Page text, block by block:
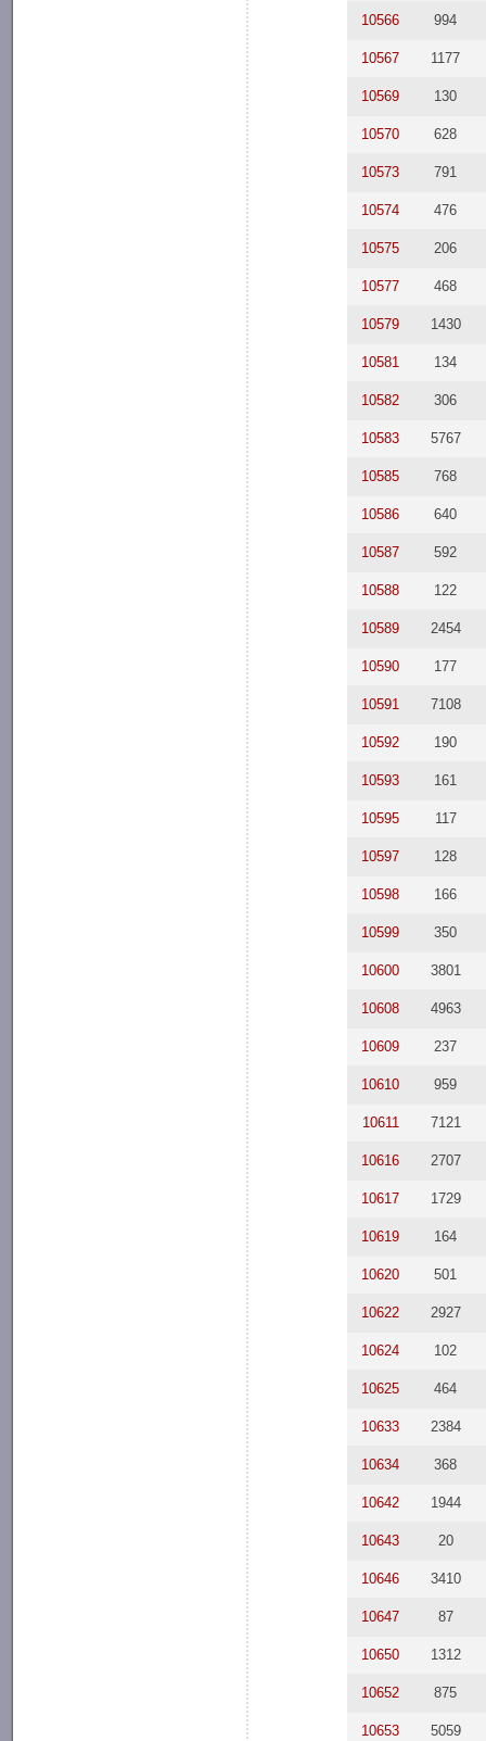
10566 994
10567 1177
10569 130
10570 628
10573 791
10574 476
10575 206
10577 468
10579 1430
10581 134
10582 306
10583 5767
10585 768
10586 640
10587 592
10588 122
10589 2454
10590 177
10591 7108
10592 190
10593 161
10595 117
10597 128
10598 166
10599 350
10600 3801
10608 4963
10609 237
10610 959
10611 7121
10616 2707
10617 1729
10619 164
10620 501
10622 2927
10624 102
10625 464
10633 2384
10634 368
10642 1944
10643 20
10646 3410
10647 87
10650 1312
10652 875
10653 5059